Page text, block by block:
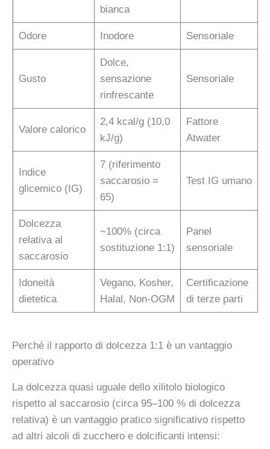
bianca
Odore Inodore Sensoriale
Gusto
Dolce,
sensazione
rinfrescante
Sensoriale
Valore calorico
2,4 kcal/g (10,0
kJ/g)
Fattore
Atwater
Indice
glicemico (IG)
7 (riferimento
saccarosio =
65)
Test IG umano
Dolcezza
relativa al
saccarosio
~100% (circa
sostituzione 1:1)
Panel
sensoriale
Idoneità
dietetica
Vegano, Kosher,
Halal, Non-OGM
Certificazione
di terze parti
Perché il rapporto di dolcezza 1:1 è un vantaggio
operativo
La dolcezza quasi uguale dello xilitolo biologico
rispetto al saccarosio (circa 95–100 % di dolcezza
relativa) è un vantaggio pratico significativo rispetto
ad altri alcoli di zucchero e dolcificanti intensi: